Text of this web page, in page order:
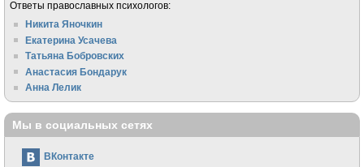
Ответы православных психологов:
Никита Яночкин
Екатерина Усачева
Татьяна Бобровских
Анастасия Бондарук
Анна Лелик
Мы в социальных сетях
ВКонтакте